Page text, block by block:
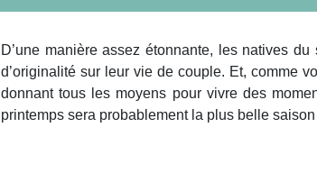
D’une manière assez étonnante, les natives
d’originalité sur leur vie de couple. Et, comme
donnant tous les moyens pour vivre des
printemps sera probablement la plus belle